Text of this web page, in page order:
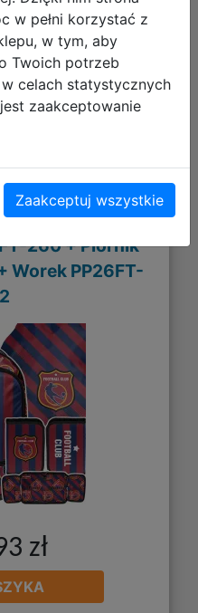
zdjęć
5el Football
260 + Piórnik
Worek PP26FT-
zł
w pełni korzystać z
w tym, aby
Twoich potrzeb
celach statystycznych
zaakceptowanie
Zaakceptuj wszystkie